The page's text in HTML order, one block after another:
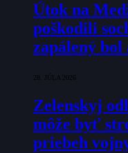
Útok na
poškodili
zapálený
28. JÚLA 2026
Zelenskyj
môže byť
priebeh